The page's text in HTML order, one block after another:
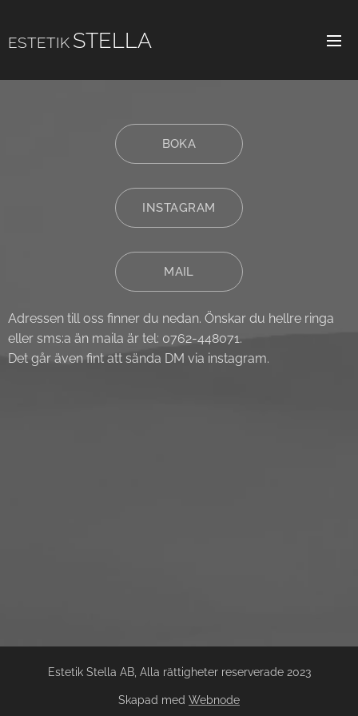
ESTETIK STELLA
BOKA
INSTAGRAM
MAIL
Adressen till oss finner du nedan. Önskar du hellre ringa
eller sms:a än maila är tel: 0762-448071.
Det går även fint att sända DM via instagram.
Estetik Stella AB, Alla rättigheter reserverade 2023
Skapad med Webnode